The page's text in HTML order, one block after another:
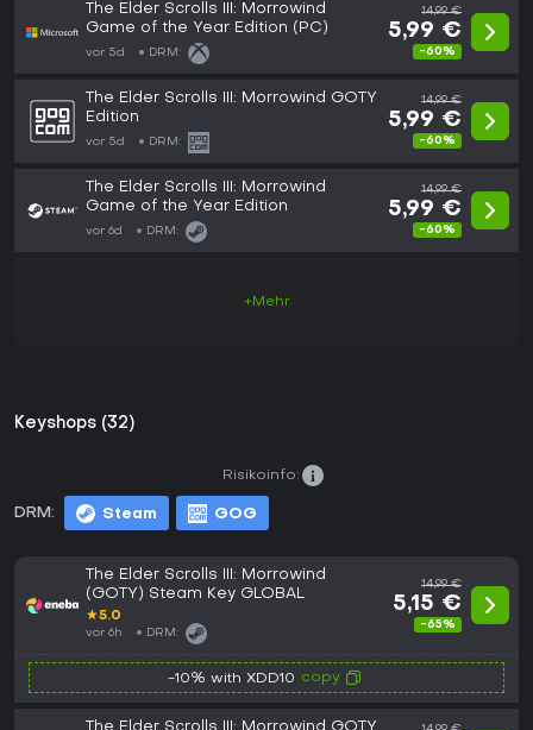
The Elder Scrolls III: Morrowind
Game of the Year Edition (PC)
vor 5d DRM:
14,99 €
5,99 €
-60%
The Elder Scrolls III: Morrowind GOTY
Edition
vor 5d DRM:
14,99 €
5,99 €
-60%
The Elder Scrolls III: Morrowind
Game of the Year Edition
vor 6d DRM:
14,99 €
5,99 €
-60%
+Mehr
Keyshops (32)
DRM: Steam GOG
Risikoinfo:
The Elder Scrolls III: Morrowind
(GOTY) Steam Key GLOBAL
★5.0
vor 6h DRM:
14,99 €
5,15 €
-65%
-10% with XDD10 copy